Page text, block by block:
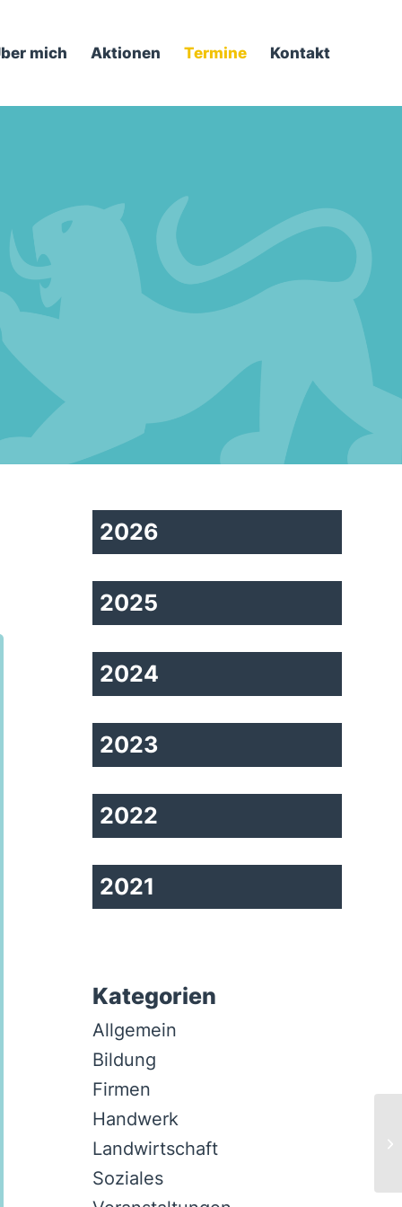
mich Aktionen Termine Kontakt
2026
2025
2024
2023
2022
2021
Kategorien
Allgemein
Bildung
Firmen
Handwerk
Landwirtschaft
Soziales